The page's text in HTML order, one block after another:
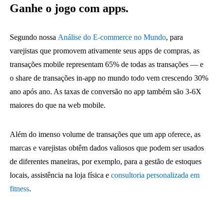
Ganhe o jogo com apps.
Segundo nossa Análise do E-commerce no Mundo, para
varejistas que promovem ativamente seus apps de compras, as
transações mobile representam 65% de todas as transações — e
o share de transações in-app no mundo todo vem crescendo 30%
ano após ano. As taxas de conversão no app também são 3-6X
maiores do que na web mobile.
Além do imenso volume de transações que um app oferece, as
marcas e varejistas obtêm dados valiosos que podem ser usados
de diferentes maneiras, por exemplo, para a gestão de estoques
locais, assistência na loja física e consultoria personalizada em
fitness.